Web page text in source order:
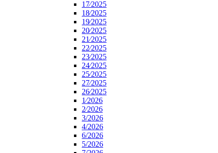
17⁄2025
18⁄2025
19⁄2025
20⁄2025
21⁄2025
22⁄2025
23⁄2025
24⁄2025
25⁄2025
27⁄2025
26⁄2025
1⁄2026
2⁄2026
3/2026
4/2026
6/2026
5/2026